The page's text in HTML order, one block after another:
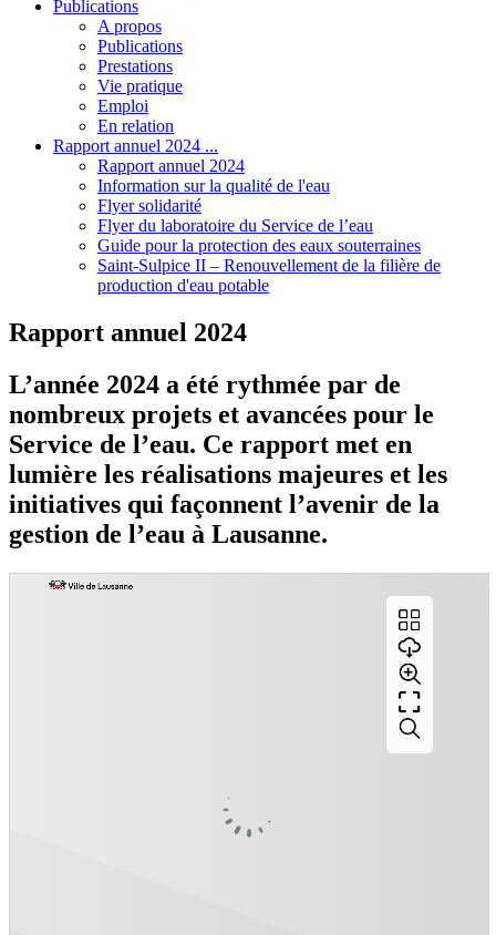
Publications
A propos
Publications
Prestations
Vie pratique
Emploi
En relation
Rapport annuel 2024 ...
Rapport annuel 2024
Information sur la qualité de l'eau
Flyer solidarité
Flyer du laboratoire du Service de l’eau
Guide pour la protection des eaux souterraines
Saint-Sulpice II – Renouvellement de la filière de
production d'eau potable
Rapport annuel 2024
L’année 2024 a été rythmée par de
nombreux projets et avancées pour le
Service de l’eau. Ce rapport met en
lumière les réalisations majeures et les
initiatives qui façonnent l’avenir de la
gestion de l’eau à Lausanne.